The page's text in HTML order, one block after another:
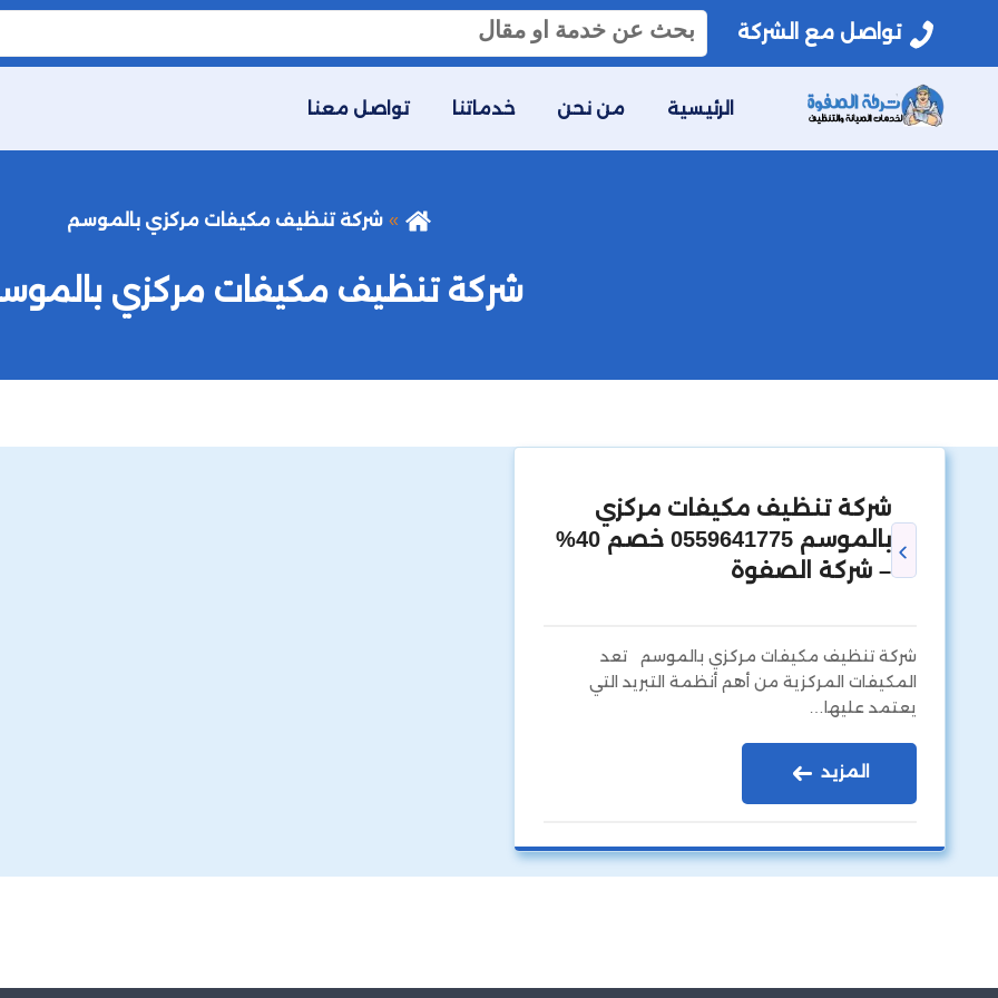
تواصل مع الشركة
البحث
عن:
الرئيسية من نحن خدماتنا تواصل معنا
شركة تنظيف مكيفات مركزي بالموسم
شركة تنظيف مكيفات مركزي
شركة تنظيف مكيفات مركزي
بالموسم 0559641775 خصم 40%
– شركة الصفوة
شركة تنظيف مكيفات مركزي بالموسم تعد
المكيفات المركزية من أهم أنظمة التبريد التي
يعتمد عليها…
المزيد